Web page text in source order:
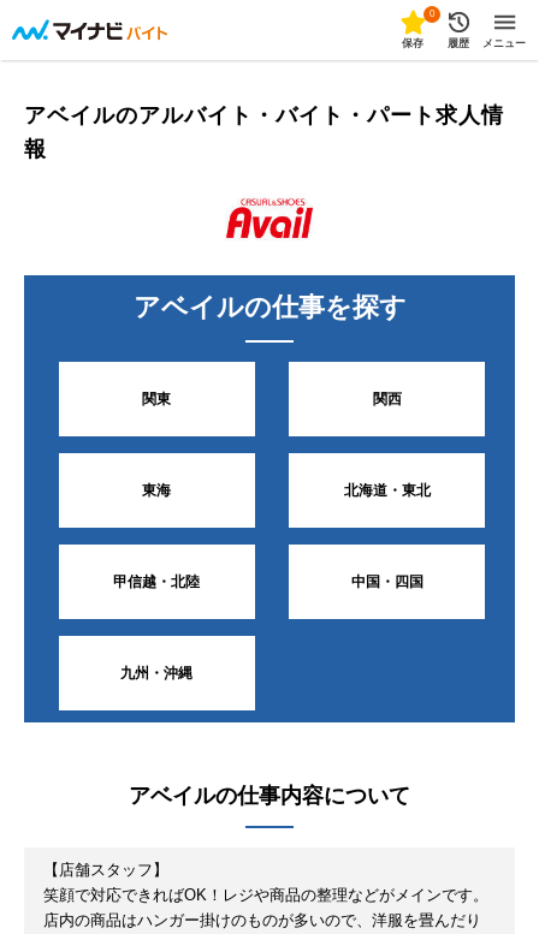
0
保存 履歴 メニュー
アベイルのアルバイト・バイト・パート求人情
報
アベイルの仕事を探す
関東 関西
東海 北海道・東北
甲信越・北陸 中国・四国
九州・沖縄
アベイルの仕事内容について
【店舗スタッフ】
笑顔で対応できればOK！レジや商品の整理などがメインです。
店内の商品はハンガー掛けのものが多いので、洋服を畳んだり